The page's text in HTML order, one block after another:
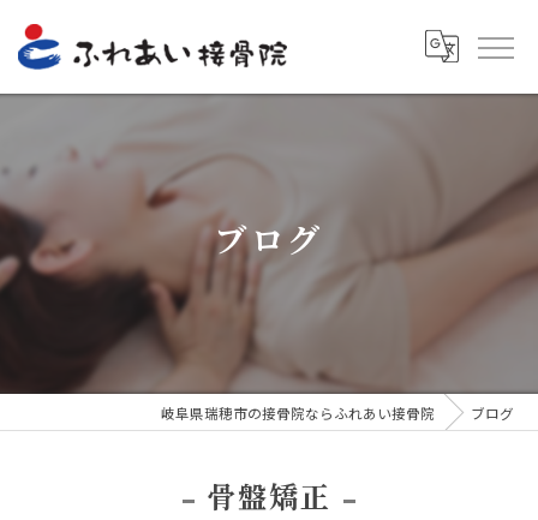
ブログ
岐阜県瑞穂市の接骨院ならふれあい接骨院 ブログ
骨盤矯正